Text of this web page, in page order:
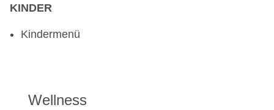
KINDER
Kindermenü
Wellness